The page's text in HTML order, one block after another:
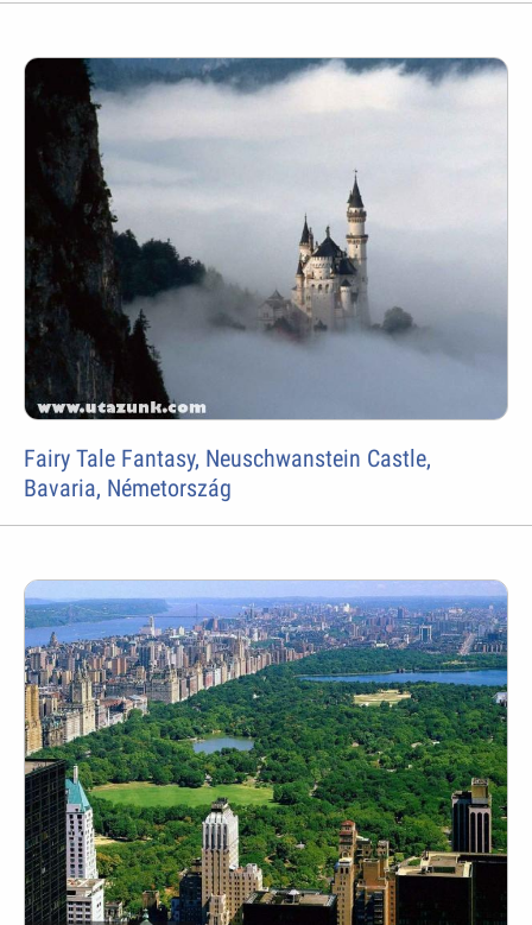
Fairy Tale Fantasy, Neuschwanstein Castle,
Bavaria, Németország